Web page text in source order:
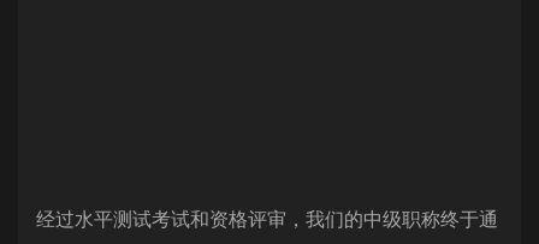
经过水平测试考试和资格评审，我们的中级职称终于通